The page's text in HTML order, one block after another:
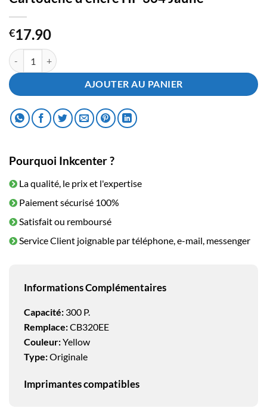
€17.90
quantité de Cartouche d'encre HP 364 Jaune
AJOUTER AU PANIER
Pourquoi Inkcenter ?
La qualité, le prix et l'expertise
Paiement sécurisé 100%
Satisfait ou remboursé
Service Client joignable par téléphone, e-mail, messenger
Informations Complémentaires
Capacité: 300 P.
Remplace:CB320EE
Couleur:Yellow
Type:Originale
Imprimantes compatibles